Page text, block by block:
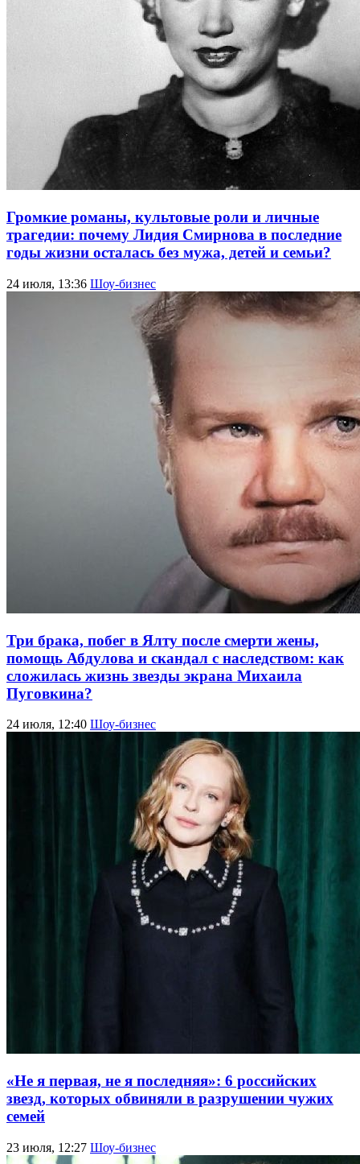
Громкие романы, культовые роли и личные
трагедии: почему Лидия Смирнова в последние
годы жизни осталась без мужа, детей и семьи?
24 июля, 13:36 Шоу-бизнес
Три брака, побег в Ялту после смерти жены,
помощь Абдулова и скандал с наследством: как
сложилась жизнь звезды экрана Михаила
Пуговкина?
24 июля, 12:40 Шоу-бизнес
«Не я первая, не я последняя»: 6 российских
звезд, которых обвиняли в разрушении чужих
семей
23 июля, 12:27 Шоу-бизнес